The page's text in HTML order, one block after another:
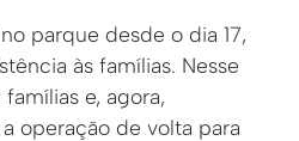
parque desde o dia 17,
às famílias. Nesse
e, agora,
operação de volta para